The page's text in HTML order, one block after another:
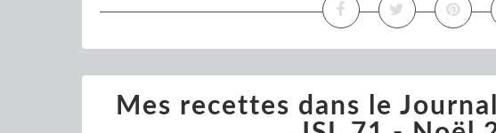
Mes recettes dans le